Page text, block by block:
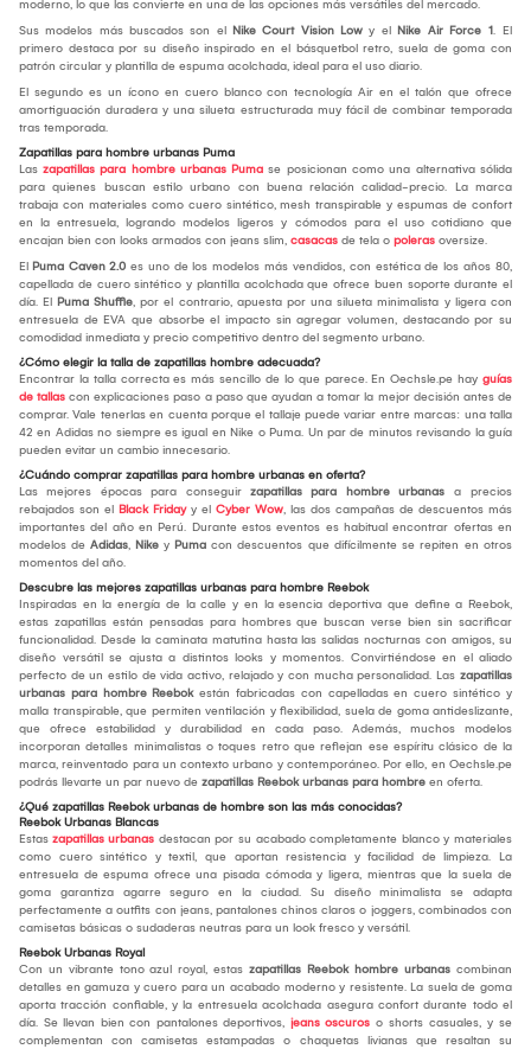
moderno, lo que las convierte en una de las opciones más versátiles del mercado.
Sus modelos más buscados son el Nike Court Vision Low y el Nike Air Force 1. El
primero destaca por su diseño inspirado en el básquetbol retro, suela de goma con
patrón circular y plantilla de espuma acolchada, ideal para el uso diario.
El segundo es un ícono en cuero blanco con tecnología Air en el talón que ofrece
amortiguación duradera y una silueta estructurada muy fácil de combinar temporada
tras temporada.
Zapatillas para hombre urbanas Puma
Las zapatillas para hombre urbanas Puma se posicionan como una alternativa sólida
para quienes buscan estilo urbano con buena relación calidad-precio. La marca
trabaja con materiales como cuero sintético, mesh transpirable y espumas de confort
en la entresuela, logrando modelos ligeros y cómodos para el uso cotidiano que
encajan bien con looks armados con jeans slim, casacas de tela o poleras oversize.
El Puma Caven 2.0 es uno de los modelos más vendidos, con estética de los años 80,
capellada de cuero sintético y plantilla acolchada que ofrece buen soporte durante el
día. El Puma Shuffle, por el contrario, apuesta por una silueta minimalista y ligera con
entresuela de EVA que absorbe el impacto sin agregar volumen, destacando por su
comodidad inmediata y precio competitivo dentro del segmento urbano.
¿Cómo elegir la talla de zapatillas hombre adecuada?
Encontrar la talla correcta es más sencillo de lo que parece. En Oechsle.pe hay guías
de tallas con explicaciones paso a paso que ayudan a tomar la mejor decisión antes de
comprar. Vale tenerlas en cuenta porque el tallaje puede variar entre marcas: una talla
42 en Adidas no siempre es igual en Nike o Puma. Un par de minutos revisando la guía
pueden evitar un cambio innecesario.
¿Cuándo comprar zapatillas para hombre urbanas en oferta?
Las mejores épocas para conseguir zapatillas para hombre urbanas a precios
rebajados son el Black Fridayy el Cyber Wow, las dos campañas de descuentos más
importantes del año en Perú. Durante estos eventos es habitual encontrar ofertas en
modelos de Adidas, Nike y Puma con descuentos que difícilmente se repiten en otros
momentos del año.
Descubre las mejores zapatillas urbanas para hombre Reebok
Inspiradas en la energía de la calle y en la esencia deportiva que define a Reebok,
estas zapatillas están pensadas para hombres que buscan verse bien sin sacrificar
funcionalidad. Desde la caminata matutina hasta las salidas nocturnas con amigos, su
diseño versátil se ajusta a distintos looks y momentos. Convirtiéndose en el aliado
perfecto de un estilo de vida activo, relajado y con mucha personalidad. Las zapatillas
urbanas para hombre Reebok están fabricadas con capelladas en cuero sintético y
malla transpirable, que permiten ventilación y flexibilidad, suela de goma antideslizante,
que ofrece estabilidad y durabilidad en cada paso. Además, muchos modelos
incorporan detalles minimalistas o toques retro que reflejan ese espíritu clásico de la
marca, reinventado para un contexto urbano y contemporáneo. Por ello, en Oechsle.pe
podrás llevarte un par nuevo de zapatillas Reebok urbanas para hombre en oferta.
¿Qué zapatillas Reebok urbanas de hombre son las más conocidas?
Reebok Urbanas Blancas
Estas zapatillas urbanas destacan por su acabado completamente blanco y materiales
como cuero sintético y textil, que aportan resistencia y facilidad de limpieza. La
entresuela de espuma ofrece una pisada cómoda y ligera, mientras que la suela de
goma garantiza agarre seguro en la ciudad. Su diseño minimalista se adapta
perfectamente a outfits con jeans, pantalones chinos claros o joggers, combinados con
camisetas básicas o sudaderas neutras para un look fresco y versátil.
Reebok Urbanas Royal
Con un vibrante tono azul royal, estas zapatillas Reebok hombre urbanas combinan
detalles en gamuza y cuero para un acabado moderno y resistente. La suela de goma
aporta tracción confiable, y la entresuela acolchada asegura confort durante todo el
día. Se llevan bien con pantalones deportivos, jeans oscuros o shorts casuales, y se
complementan con camisetas estampadas o chaquetas livianas que resaltan su